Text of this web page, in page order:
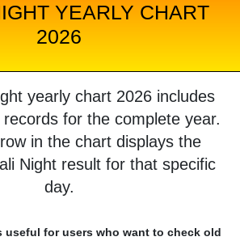
YEARLY CHART
2026
yearly chart 2026 includes
for the complete year.
in the chart displays the
Night result for that specific
day.
useful for users who want to check old